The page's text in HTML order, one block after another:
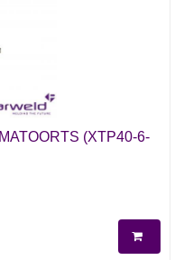
(XTP40-6-